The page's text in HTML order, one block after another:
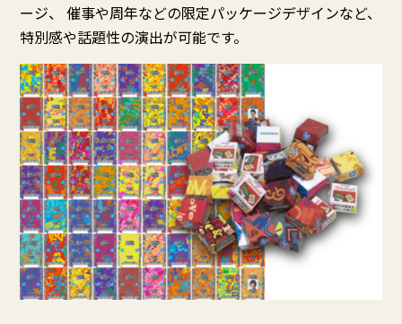
ージ、 催事や周年などの限定パッケージデザインなど、
特別感や話題性の演出が可能です。